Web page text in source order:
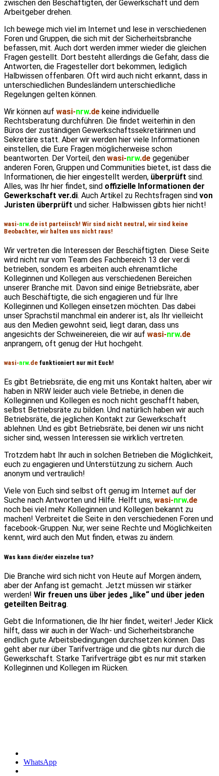
zwischen den Beschäftigten, der Gewerkschaft und dem
Arbeitgeber drehen.
Ich bewege mich viel im Internet und lese in verschiedenen
Foren und Gruppen, die sich mit der Sicherheitsbranche
befassen, mit. Auch dort werden immer wieder die gleichen
Fragen gestellt. Dort besteht allerdings die Gefahr, dass die
Antworten, die Fragesteller dort bekommen, lediglich
Halbwissen offenbaren. Oft wird auch nicht erkannt, dass in
unterschiedlichen Bundesländern unterschiedliche
Regelungen gelten können.
Wir können auf wasi-nrw.de keine individuelle
Rechtsberatung durchführen. Die findet weiterhin in den
Büros der zuständigen Gewerkschaftssekretärinnen und
Sekretäre statt. Aber wir werden hier viele Informationen
einstellen, die Eure Fragen möglicherweise schon
beantworten. Der Vorteil, den wasi-nrw.de gegenüber
anderen Foren, Gruppen und Communities bietet, ist dass die
Informationen, die hier eingestellt werden, überprüft sind.
Alles, was Ihr hier findet, sind offizielle Informationen der
Gewerkschaft ver.di. Auch Artikel zu Rechtsfragen sind von
Juristen überprüft und sicher. Halbwissen gibts hier nicht!
wasi-nrw.de ist parteiisch! Wir sind nicht neutral, wir sind keine
Beobachter, wir halten uns nicht raus!
Wir vertreten die Interessen der Beschäftigten. Diese Seite
wird nicht nur vom Team des Fachbereich 13 der ver.di
betrieben, sondern es arbeiten auch ehrenamtliche
Kolleginnen und Kollegen aus verschiedenen Bereichen
unserer Branche mit. Davon sind einige Betriebsräte, aber
auch Beschäftigte, die sich engagieren und für Ihre
Kolleginnen und Kollegen einsetzen möchten. Das dabei
unser Sprachstil manchmal ein anderer ist, als Ihr vielleicht
aus den Medien gewohnt seid, liegt daran, dass uns
angesichts der Schweinereien, die wir auf wasi-nrw.de
anprangern, oft genug der Hut hochgeht.
wasi-nrw.de funktioniert nur mit Euch!
Es gibt Betriebsräte, die eng mit uns Kontakt halten, aber wir
haben in NRW leider auch viele Betriebe, in denen die
Kolleginnen und Kollegen es noch nicht geschafft haben,
selbst Betriebsräte zu bilden. Und natürlich haben wir auch
Betriebsräte, die jeglichen Kontakt zur Gewerkschaft
ablehnen. Und es gibt Betriebsräte, bei denen wir uns nicht
sicher sind, wessen Interessen sie wirklich vertreten.
Trotzdem habt Ihr auch in solchen Betrieben die Möglichkeit,
euch zu engagieren und Unterstützung zu sichern. Auch
anonym und vertraulich!
Viele von Euch sind selbst oft genug im Internet auf der
Suche nach Antworten und Hilfe. Helft uns, wasi-nrw.de
noch bei viel mehr Kolleginnen und Kollegen bekannt zu
machen! Verbreitet die Seite in den verschiedenen Foren und
facebook-Gruppen. Nur, wer seine Rechte und Möglichkeiten
kennt, wird auch den Mut finden, etwas zu ändern.
Was kann die/der einzelne tun?
Die Branche wird sich nicht von Heute auf Morgen ändern,
aber der Anfang ist gemacht. Jetzt müssen wir stärker
werden! Wir freuen uns über jedes „like“ und über jeden
geteilten Beitrag.
Gebt die Informationen, die Ihr hier findet, weiter! Jeder Klick
hilft, dass wir auch in der Wach- und Sicherheitsbranche
endlich gute Arbeitsbedingungen durchsetzen können. Das
geht aber nur über Tarifverträge und die gibts nur durch die
Gewerkschaft. Starke Tarifverträge gibt es nur mit starken
Kolleginnen und Kollegen im Rücken.
WhatsApp